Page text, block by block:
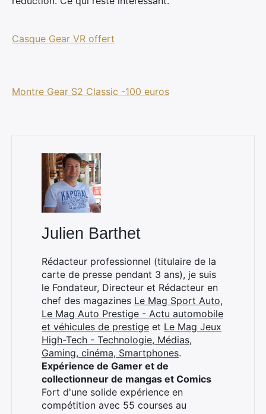
Casque Gear VR offert
Montre Gear S2 Classic -100 euros
Julien Barthet
Rédacteur professionnel (titulaire de la
carte de presse pendant 3 ans), je suis
le Fondateur, Directeur et Rédacteur en
chef des magazines Le Mag Sport Auto,
Le Mag Auto Prestige - Actu automobile
et véhicules de prestige et Le Mag Jeux
High-Tech - Technologie, Médias,
Gaming, cinéma, Smartphones.
Expérience de Gamer et de
collectionneur de mangas et Comics
Fort d'une solide expérience en
compétition avec 55 courses au
Rechercher